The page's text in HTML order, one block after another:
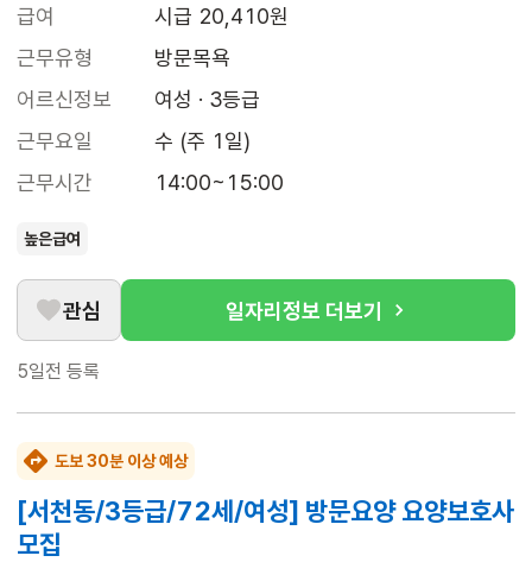
급여
시급 20,410원
근무유형
방문목욕
어르신정보
여성 · 3등급
근무요일
수 (주 1일)
근무시간
14:00~15:00
높은급여
관심 일자리정보 더보기
5일전 등록
도보 30분 이상 예상
[서천동/3등급/72세/여성] 방문요양 요양보호사
모집